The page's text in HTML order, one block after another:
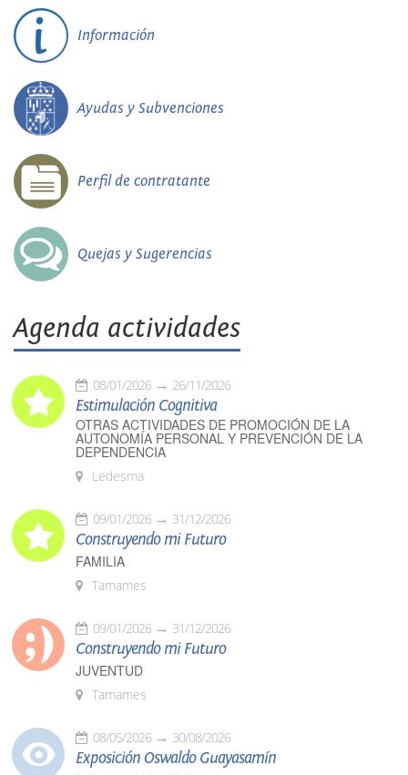
Información
Ayudas y Subvenciones
Perfil de contratante
Quejas y Sugerencias
Agenda actividades
08/01/2026 26/11/2026
Estimulación Cognitiva
OTRAS ACTIVIDADES DE PROMOCIÓN DE LA
AUTONOMÍA PERSONAL Y PREVENCIÓN DE LA
DEPENDENCIA
Ledesma
09/01/2026 31/12/2026
Construyendo mi Futuro
FAMILIA
Tamames
09/01/2026 31/12/2026
Construyendo mi Futuro
JUVENTUD
Tamames
08/05/2026 30/08/2026
Exposición Oswaldo Guayasamín